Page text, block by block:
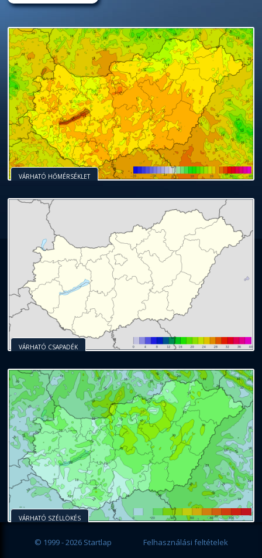
VÁRHATÓ HŐMÉRSÉKLET
VÁRHATÓ CSAPADÉK
VÁRHATÓ SZÉLLÖKÉS
© 1999 - 2026 Startlap Felhasználási feltételek